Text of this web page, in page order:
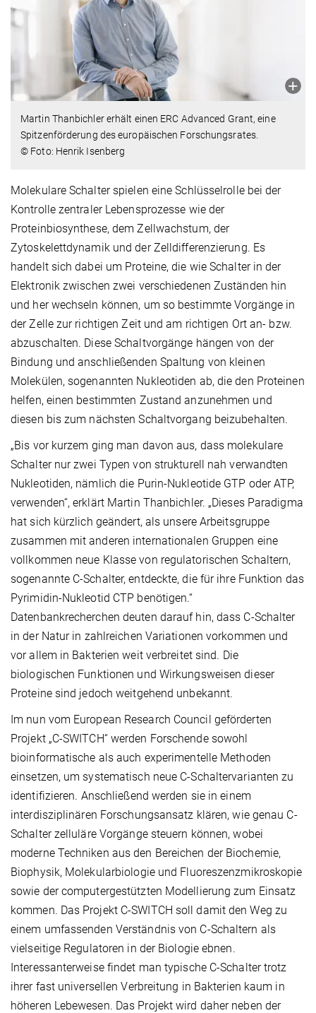
Martin Thanbichler erhält einen ERC Advanced Grant, eine
Spitzenförderung des europäischen Forschungsrates.
© Foto: Henrik Isenberg
Molekulare Schalter spielen eine Schlüsselrolle bei der
Kontrolle zentraler Lebensprozesse wie der
Proteinbiosynthese, dem Zellwachstum, der
Zytoskelettdynamik und der Zelldifferenzierung. Es
handelt sich dabei um Proteine, die wie Schalter in der
Elektronik zwischen zwei verschiedenen Zuständen hin
und her wechseln können, um so bestimmte Vorgänge in
der Zelle zur richtigen Zeit und am richtigen Ort an- bzw.
abzuschalten. Diese Schaltvorgänge hängen von der
Bindung und anschließenden Spaltung von kleinen
Molekülen, sogenannten Nukleotiden ab, die den Proteinen
helfen, einen bestimmten Zustand anzunehmen und
diesen bis zum nächsten Schaltvorgang beizubehalten.
„Bis vor kurzem ging man davon aus, dass molekulare
Schalter nur zwei Typen von strukturell nah verwandten
Nukleotiden, nämlich die Purin-Nukleotide GTP oder ATP,
verwenden“, erklärt Martin Thanbichler. „Dieses Paradigma
hat sich kürzlich geändert, als unsere Arbeitsgruppe
zusammen mit anderen internationalen Gruppen eine
vollkommen neue Klasse von regulatorischen Schaltern,
sogenannte C-Schalter, entdeckte, die für ihre Funktion das
Pyrimidin-Nukleotid CTP benötigen.“
Datenbankrecherchen deuten darauf hin, dass C-Schalter
in der Natur in zahlreichen Variationen vorkommen und
vor allem in Bakterien weit verbreitet sind. Die
biologischen Funktionen und Wirkungsweisen dieser
Proteine sind jedoch weitgehend unbekannt.
Im nun vom European Research Council geförderten
Projekt „C-SWITCH“ werden Forschende sowohl
bioinformatische als auch experimentelle Methoden
einsetzen, um systematisch neue C-Schaltervarianten zu
identifizieren. Anschließend werden sie in einem
interdisziplinären Forschungsansatz klären, wie genau C-
Schalter zelluläre Vorgänge steuern können, wobei
moderne Techniken aus den Bereichen der Biochemie,
Biophysik, Molekularbiologie und Fluoreszenzmikroskopie
sowie der computergestützten Modellierung zum Einsatz
kommen. Das Projekt C-SWITCH soll damit den Weg zu
einem umfassenden Verständnis von C-Schaltern als
vielseitige Regulatoren in der Biologie ebnen.
Interessanterweise findet man typische C-Schalter trotz
ihrer fast universellen Verbreitung in Bakterien kaum in
höheren Lebewesen. Das Projekt wird daher neben der